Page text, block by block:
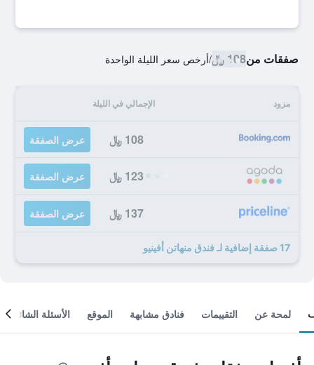
صفقات من108 ﷼ /أرخص سعر الليلة الواحدة
مزود الإجمالي في الليلة
108 ﷼ عرض الصفقة
123 ﷼ عرض الصفقة
137 ﷼ عرض الصفقة
17 صفقة إضافية لـ فندق منهاتن أفينيو
لمحة عن التقييمات فنادق مشابهة الموقع الأسئلة الشائعة